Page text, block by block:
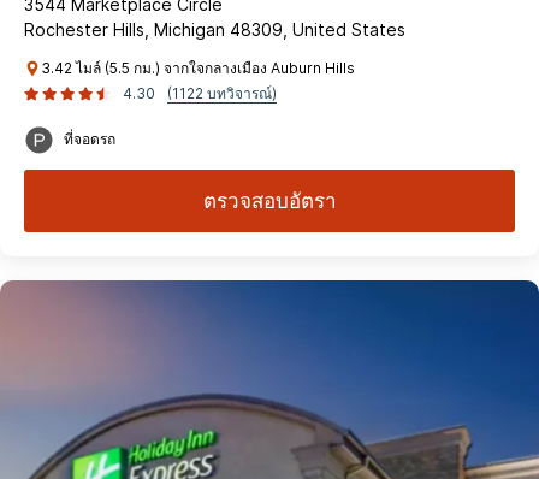
3544 Marketplace Circle
Rochester Hills, Michigan 48309, United States
3.42 ไมล์ (5.5 กม.) จากใจกลางเมือง Auburn Hills
4.30
(1122 บทวิจารณ์)
ที่จอดรถ
ตรวจสอบอัตรา